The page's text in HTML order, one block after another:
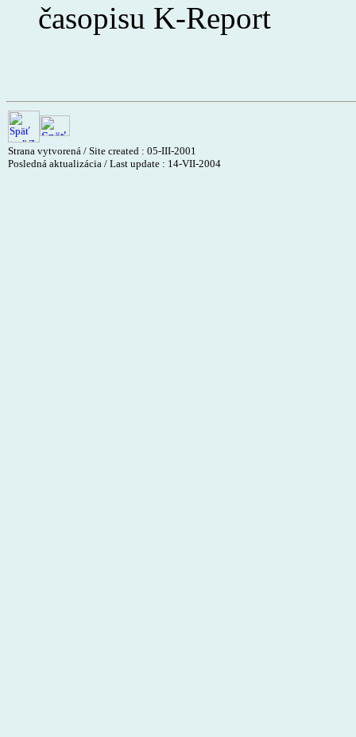
časopisu K-Report
Strana vytvorená / Site created : 05-III-2001
Posledná aktualizácia / Last update : 14-VII-2004